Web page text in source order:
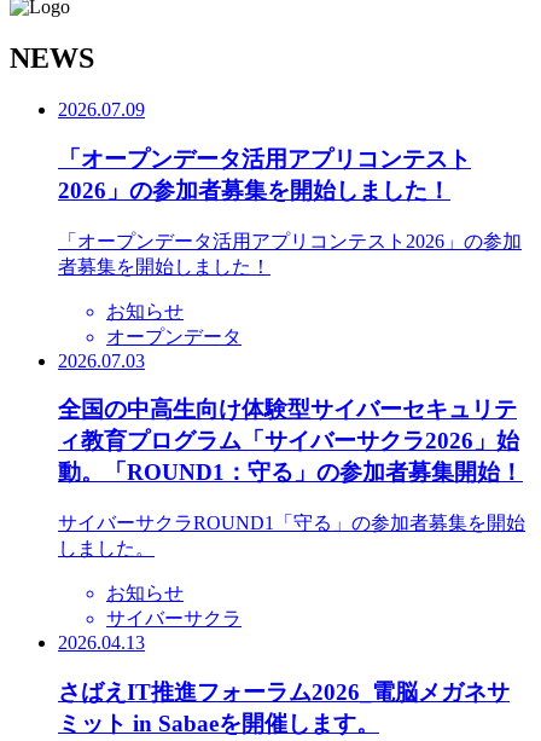
NEWS
2026.07.09
「オープンデータ活用アプリコンテスト
2026」の参加者募集を開始しました！
「オープンデータ活用アプリコンテスト2026」の参加
者募集を開始しました！
お知らせ
オープンデータ
2026.07.03
全国の中高生向け体験型サイバーセキュリテ
ィ教育プログラム「サイバーサクラ2026」始
動。「ROUND1：守る」の参加者募集開始！
サイバーサクラROUND1「守る」の参加者募集を開始
しました。
お知らせ
サイバーサクラ
2026.04.13
さばえIT推進フォーラム2026_電脳メガネサ
ミット in Sabaeを開催します。